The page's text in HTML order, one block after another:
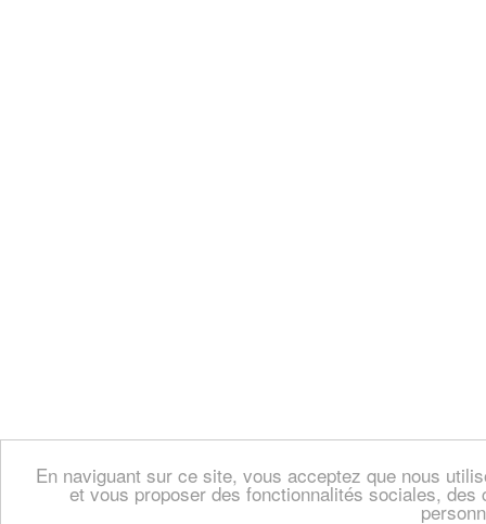
En naviguant sur ce site, vous acceptez que nous
et vous proposer des fonctionnalités sociales,